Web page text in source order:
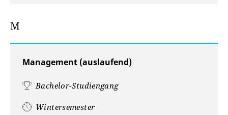
M
Management (auslaufend)
Bachelor-Studiengang
Wintersemester